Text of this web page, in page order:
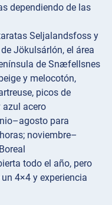
dependiendo de las
Seljalandsfoss y
Jökulsárlón, el área
de Snæfellsnes
y melocotón,
picos de
acero
para
noviembre–
todo el año, pero
4×4 y experiencia